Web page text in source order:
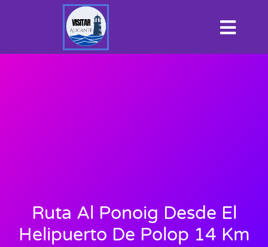
Ruta Al Ponoig Desde El
Helipuerto De Polop 14 Km